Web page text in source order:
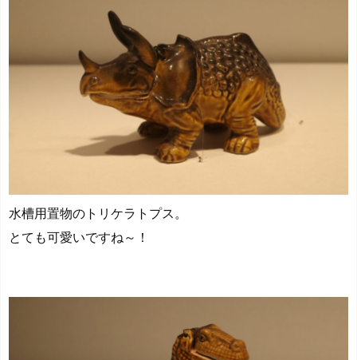
水槽用置物のトリケラトプス。
とても可愛いですね～！